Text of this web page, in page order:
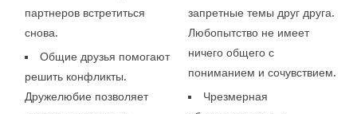
партнеров встретиться
снова.
Общие друзья помогают
решить конфликты.
Дружелюбие позволяет
запретные темы друг друга.
Любопытство не имеет
ничего общего с
пониманием и сочувствием.
Чрезмерная